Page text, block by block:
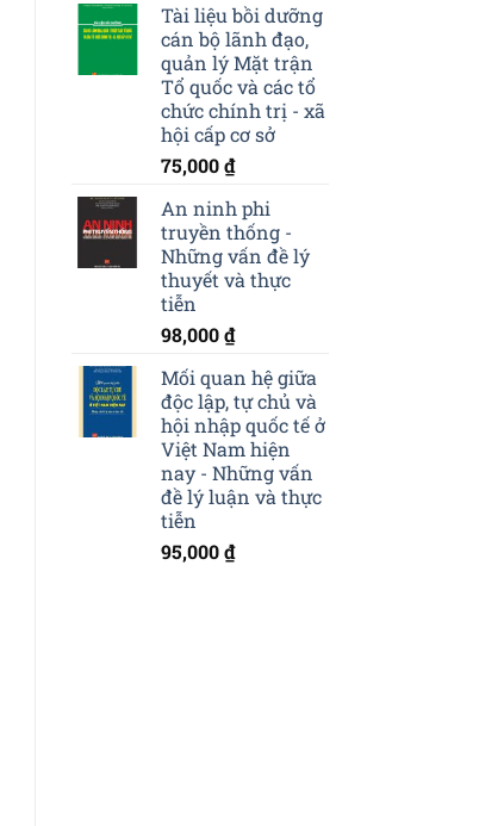
Tài liệu bồi dưỡng
cán bộ lãnh đạo,
quản lý Mặt trận
Tổ quốc và các tổ
chức chính trị - xã
hội cấp cơ sở
75,000₫
An ninh phi
truyền thống -
Những vấn đề lý
thuyết và thực
tiễn
98,000₫
Mối quan hệ giữa
độc lập, tự chủ và
hội nhập quốc tế ở
Việt Nam hiện
nay - Những vấn
đề lý luận và thực
tiễn
95,000₫